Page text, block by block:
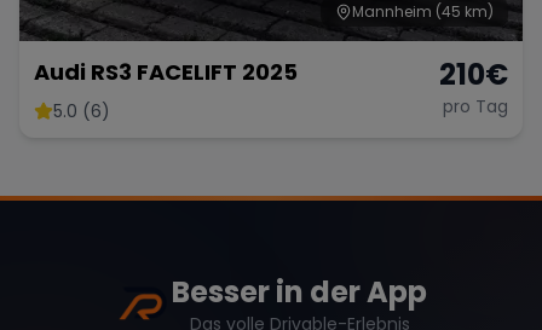
Mannheim (45 km)
Audi RS3 FACELIFT 2025
5.0 (6)
210€
pro Tag
Besser in der App
Das volle Drivable-Erlebnis